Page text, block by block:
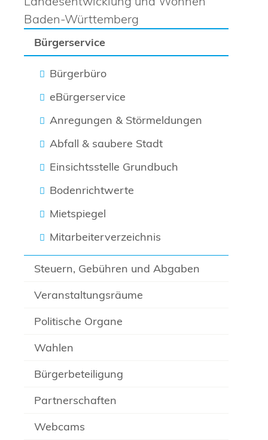
Bürgerservice
Bürgerbüro
eBürgerservice
Anregungen & Störmeldungen
Abfall & saubere Stadt
Einsichtsstelle Grundbuch
Bodenrichtwerte
Mietspiegel
Mitarbeiterverzeichnis
Steuern, Gebühren und Abgaben
Veranstaltungsräume
Politische Organe
Wahlen
Bürgerbeteiligung
Partnerschaften
Webcams
Baden-Württemberg